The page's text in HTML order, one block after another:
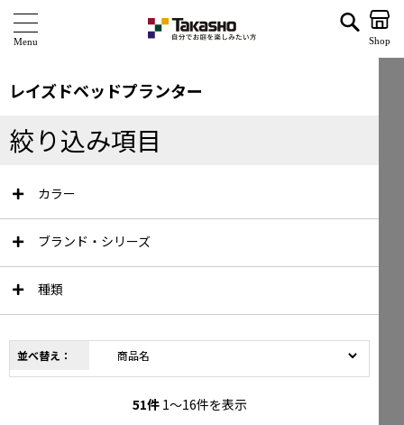
海外ブランド・シリーズ
特 集
ショールーム
企業情報
サポート
Shop
レイズドベッドプランター
絞り込み項目
カラー
ブランド・シリーズ
種類
並べ替え：
51件1～16件を表示